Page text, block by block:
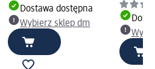
Dostawa dostępna
Wybierz sklep dm